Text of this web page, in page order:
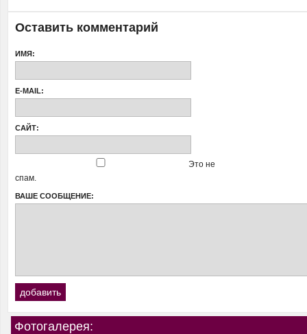
Оставить комментарий
ИМЯ:
E-MAIL:
САЙТ:
Это не
спам.
ВАШЕ СООБЩЕНИЕ:
Фотогалерея: